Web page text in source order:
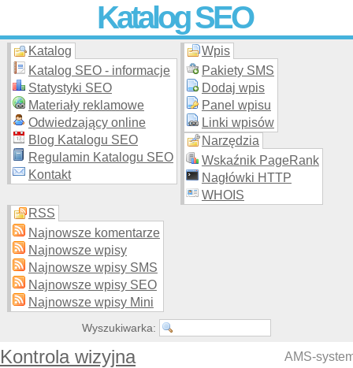
Katalog SEO
Skuteczna i promocja stron WWW –
moderowanego katalogu za darmo!
Katalog
Katalog SEO - informacje
Statystyki SEO
Materiały reklamowe
Odwiedzający online
Blog Katalogu SEO
Regulamin Katalogu SEO
Kontakt
Wpis
Pakiety SMS
Dodaj wpis
Panel wpisu
Linki wpisów
Narzędzia
Wskaźnik PageRank
Nagłówki HTTP
WHOIS
RSS
Najnowsze komentarze
Najnowsze wpisy
Najnowsze wpisy SMS
Najnowsze wpisy SEO
Najnowsze wpisy Mini
Wyszukiwarka:
Kontrola wizyjna AMS-